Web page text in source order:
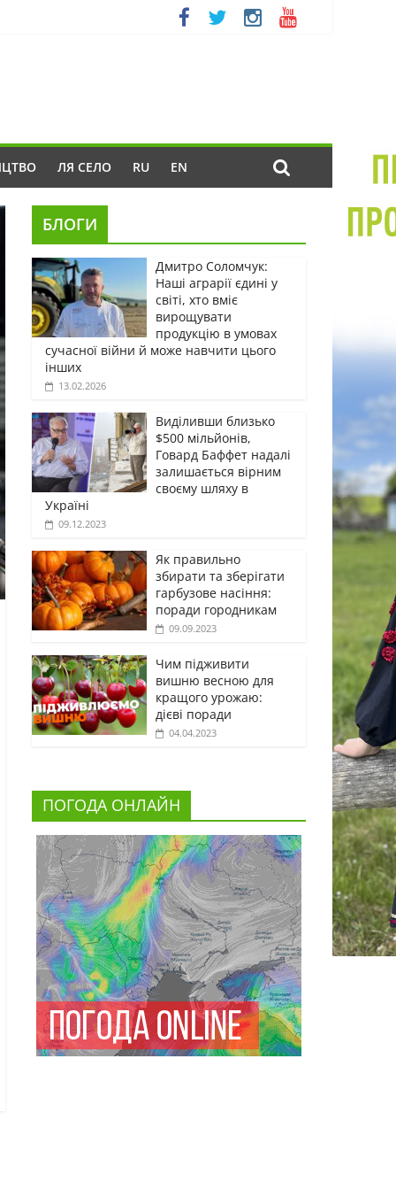
ЛЯ СЕЛО RU EN
БЛОГИ
Дмитро Соломчук:
Наші аграрії єдині у
світі, хто вміє
вирощувати
продукцію в умовах
сучасної війни й може навчити цього
інших
13.02.2026
Виділивши близько
$500 мільйонів,
Говард Баффет надалі
залишається вірним
своєму шляху в
Україні
09.12.2023
Як правильно
збирати та зберігати
гарбузове насіння:
поради городникам
09.09.2023
Чим підживити
вишню весною для
кращого урожаю:
дієві поради
04.04.2023
ПОГОДА ОНЛАЙН